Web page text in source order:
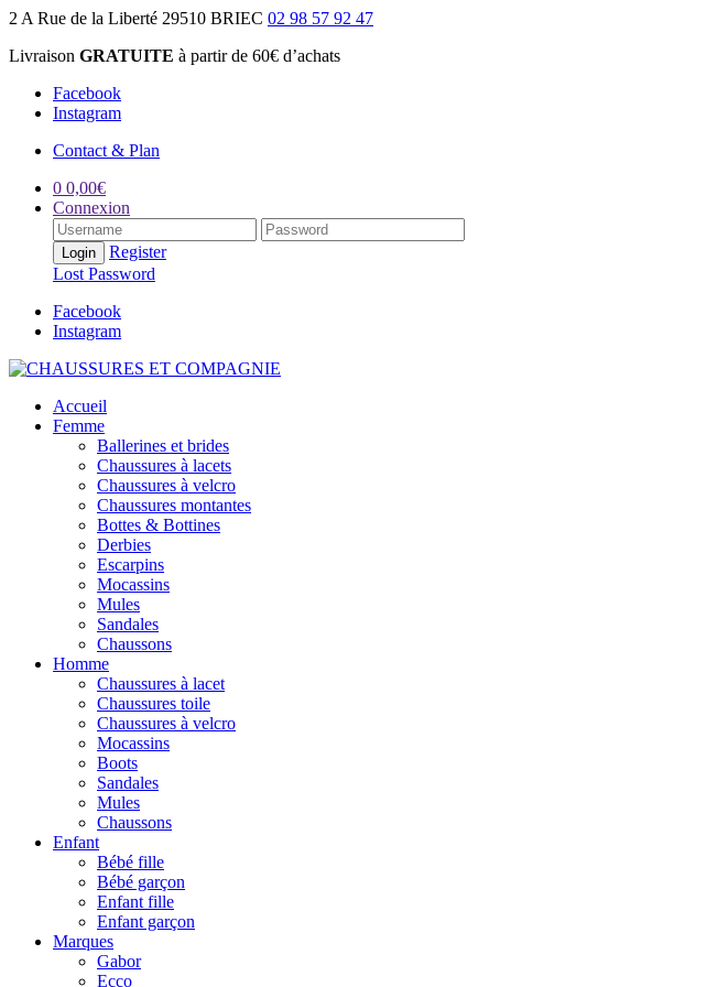
2 A Rue de la Liberté 29510 BRIEC 02 98 57 92 47
Livraison GRATUITE à partir de 60€ d’achats
Facebook
Instagram
Contact & Plan
0 0,00€
Connexion
Register
Lost Password
Facebook
Instagram
Accueil
Femme
Ballerines et brides
Chaussures à lacets
Chaussures à velcro
Chaussures montantes
Bottes & Bottines
Derbies
Escarpins
Mocassins
Mules
Sandales
Chaussons
Homme
Chaussures à lacet
Chaussures toile
Chaussures à velcro
Mocassins
Boots
Sandales
Mules
Chaussons
Enfant
Bébé fille
Bébé garçon
Enfant fille
Enfant garçon
Marques
Gabor
Ecco